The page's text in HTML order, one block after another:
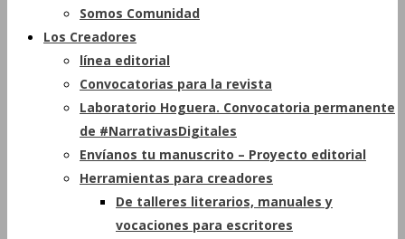
Somos Comunidad
Los Creadores
línea editorial
Convocatorias para la revista
Laboratorio Hoguera. Convocatoria permanente
de #NarrativasDigitales
Envíanos tu manuscrito – Proyecto editorial
Herramientas para creadores
De talleres literarios, manuales y
vocaciones para escritores